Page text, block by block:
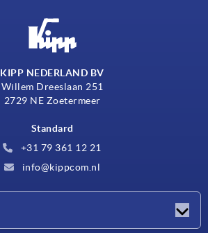
KIPP NEDERLAND BV
Willem Dreeslaan 251
2729 NE Zoetermeer
Standard
+31 79 361 12 21
info@kippcom.nl